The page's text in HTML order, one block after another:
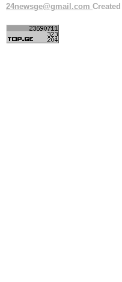
24newsge@gmail.com